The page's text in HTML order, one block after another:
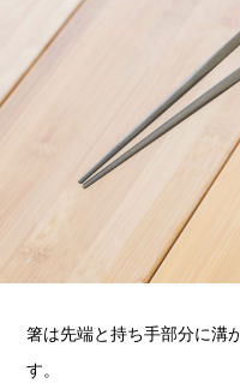
箸は先端と持ち手部分に溝
す。